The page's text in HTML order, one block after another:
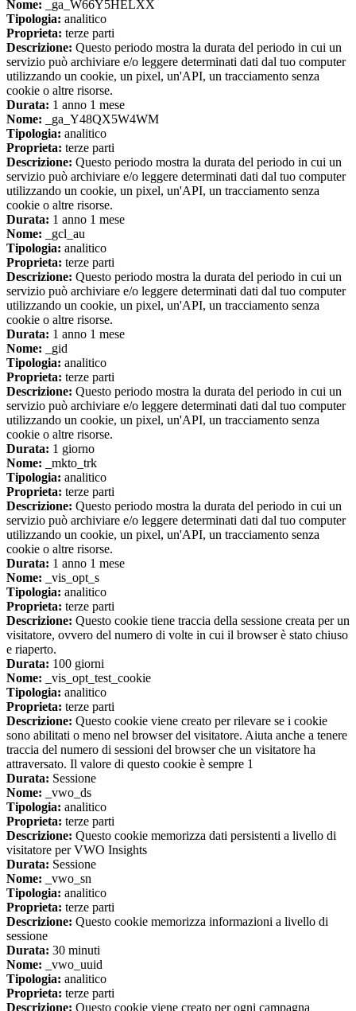
Nome: _ga_W66Y5HELXX
Tipologia: analitico
Proprieta: terze parti
Descrizione: Questo periodo mostra la durata del periodo in cui un
servizio può archiviare e/o leggere determinati dati dal tuo computer
utilizzando un cookie, un pixel, un'API, un tracciamento senza
cookie o altre risorse.
Durata: 1 anno 1 mese
Nome: _ga_Y48QX5W4WM
Tipologia: analitico
Proprieta: terze parti
Descrizione: Questo periodo mostra la durata del periodo in cui un
servizio può archiviare e/o leggere determinati dati dal tuo computer
utilizzando un cookie, un pixel, un'API, un tracciamento senza
cookie o altre risorse.
Durata: 1 anno 1 mese
Nome: _gcl_au
Tipologia: analitico
Proprieta: terze parti
Descrizione: Questo periodo mostra la durata del periodo in cui un
servizio può archiviare e/o leggere determinati dati dal tuo computer
utilizzando un cookie, un pixel, un'API, un tracciamento senza
cookie o altre risorse.
Durata: 1 anno 1 mese
Nome: _gid
Tipologia: analitico
Proprieta: terze parti
Descrizione: Questo periodo mostra la durata del periodo in cui un
servizio può archiviare e/o leggere determinati dati dal tuo computer
utilizzando un cookie, un pixel, un'API, un tracciamento senza
cookie o altre risorse.
Durata: 1 giorno
Nome: _mkto_trk
Tipologia: analitico
Proprieta: terze parti
Descrizione: Questo periodo mostra la durata del periodo in cui un
servizio può archiviare e/o leggere determinati dati dal tuo computer
utilizzando un cookie, un pixel, un'API, un tracciamento senza
cookie o altre risorse.
Durata: 1 anno 1 mese
Nome: _vis_opt_s
Tipologia: analitico
Proprieta: terze parti
Descrizione: Questo cookie tiene traccia della sessione creata per un
visitatore, ovvero del numero di volte in cui il browser è stato chiuso
e riaperto.
Durata: 100 giorni
Nome: _vis_opt_test_cookie
Tipologia: analitico
Proprieta: terze parti
Descrizione: Questo cookie viene creato per rilevare se i cookie
sono abilitati o meno nel browser del visitatore. Aiuta anche a tenere
traccia del numero di sessioni del browser che un visitatore ha
attraversato. Il valore di questo cookie è sempre 1
Durata: Sessione
Nome: _vwo_ds
Tipologia: analitico
Proprieta: terze parti
Descrizione: Questo cookie memorizza dati persistenti a livello di
visitatore per VWO Insights
Durata: Sessione
Nome: _vwo_sn
Tipologia: analitico
Proprieta: terze parti
Descrizione: Questo cookie memorizza informazioni a livello di
sessione
Durata: 30 minuti
Nome: _vwo_uuid
Tipologia: analitico
Proprieta: terze parti
Descrizione: Questo cookie viene creato per ogni campagna